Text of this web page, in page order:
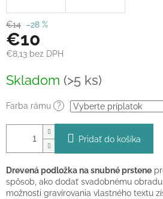
€14 –28 %
€10
€8,13 bez DPH
cena:
Skladom (>5 ks)
Farba rámu ?
Pridať do košíka
Drevená podložka na snubné prstene
spôsob, ako dodať svadobnému obradu
možnosti gravírovania vlastného textu